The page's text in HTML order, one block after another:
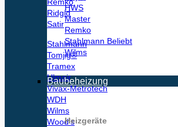
Ridgid
Satir
Stahlmann
Tomjig®
Tramex
Ulmair
Vivax-Metrotech
WDH
Wilms
Wood’s
HWS
Master
Remko
Stahlmann
Wilms
Baubeheizung
Heizgeräte